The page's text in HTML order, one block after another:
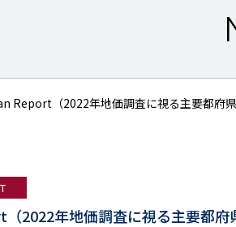
Report（2022年地価調査に視る主要都府
2022年地価調査に視る主要都府